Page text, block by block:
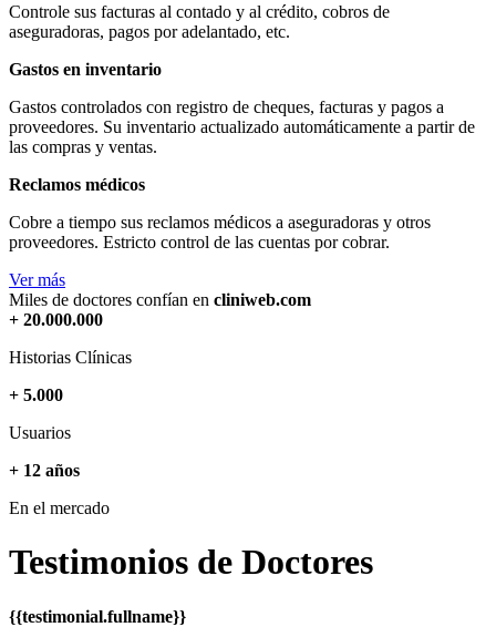
Controle sus facturas al contado y al crédito, cobros de
aseguradoras, pagos por adelantado, etc.
Gastos en inventario
Gastos controlados con registro de cheques, facturas y pagos a
proveedores. Su inventario actualizado automáticamente a partir de
las compras y ventas.
Reclamos médicos
Cobre a tiempo sus reclamos médicos a aseguradoras y otros
proveedores. Estricto control de las cuentas por cobrar.
Ver más
Miles de doctores confían en cliniweb.com
+ 20.000.000
Historias Clínicas
+ 5.000
Usuarios
+ 12 años
En el mercado
Testimonios de Doctores
{{testimonial.fullname}}